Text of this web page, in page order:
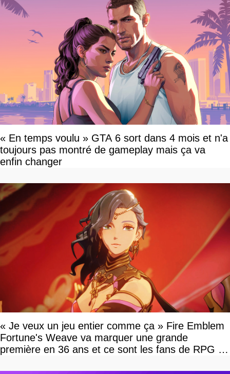
« En temps voulu » GTA 6 sort dans 4 mois et n'a
toujours pas montré de gameplay mais ça va
enfin changer
« Je veux un jeu entier comme ça » Fire Emblem
Fortune's Weave va marquer une grande
première en 36 ans et ce sont les fans de RPG en